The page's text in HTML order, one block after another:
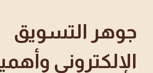
جوهر التسويق
الإلكتروني